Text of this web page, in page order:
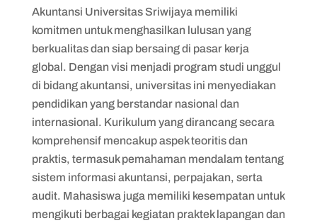
Akuntansi Universitas Sriwijaya memiliki
komitmen untuk menghasilkan lulusan yang
berkualitas dan siap bersaing di pasar kerja
global. Dengan visi menjadi program studi unggul
di bidang akuntansi, universitas ini menyediakan
pendidikan yang berstandar nasional dan
internasional. Kurikulum yang dirancang secara
komprehensif mencakup aspek teoritis dan
praktis, termasuk pemahaman mendalam tentang
sistem informasi akuntansi, perpajakan, serta
audit. Mahasiswa juga memiliki kesempatan untuk
mengikuti berbagai kegiatan praktek lapangan dan